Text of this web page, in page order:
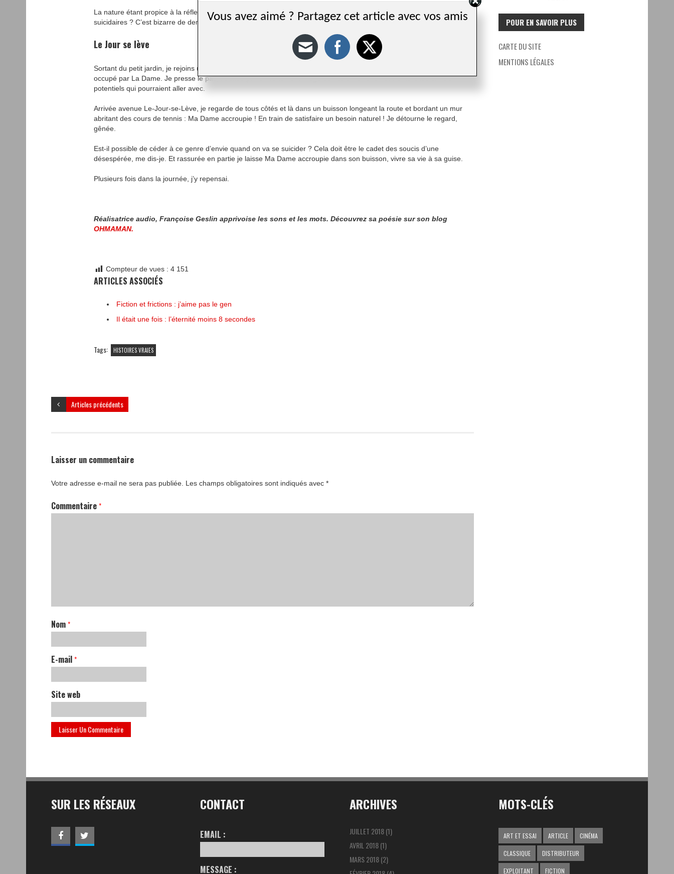
La nature étant propice à la réflexion, je pense à cette dame et m’interroge sur sa hâte de trouver la Seine. Intentions
suicidaires ? C’est bizarre de demander la Seine et non une adresse. Que va-t-elle faire dans ou sur la Seine ?
Le Jour se lève
Sortant du petit jardin, je rejoins une rue perpendiculaire à l’avenue Le-Jour-se-Lève, et mon esprit est tout entier
occupé par La Dame. Je presse le pas, habitée par un sentiment mitigé de vouloir la revoir et craindre les ennuis
potentiels qui pourraient aller avec.
Arrivée avenue Le-Jour-se-Lève, je regarde de tous côtés et là dans un buisson longeant la route et bordant un mur
abritant des cours de tennis : Ma Dame accroupie ! En train de satisfaire un besoin naturel ! Je détourne le regard,
gênée.
Est-il possible de céder à ce genre d’envie quand on va se suicider ? Cela doit être le cadet des soucis d’une
désespérée, me dis-je. Et rassurée en partie je laisse Ma Dame accroupie dans son buisson, vivre sa vie à sa guise.
Plusieurs fois dans la journée, j’y repensai.
Réalisatrice audio, Françoise Geslin apprivoise les sons et les mots. Découvrez sa poésie sur son blog
OHMAMAN.
Compteur de vues : 4 151
ARTICLES ASSOCIÉS
Fiction et frictions : j’aime pas le gen
Il était une fois : l’éternité moins 8 secondes
Tags: HISTOIRES VRAIES
Articles précédents
Laisser un commentaire
Votre adresse e-mail ne sera pas publiée. Les champs obligatoires sont indiqués avec *
Commentaire *
Nom *
E-mail *
Site web
POUR EN SAVOIR PLUS
CARTE DU SITE
MENTIONS LÉGALES
SUR LES RÉSEAUX CONTACT
EMAIL :
MESSAGE :
ARCHIVES
JUILLET 2018(1)
AVRIL 2018(1)
MARS 2018(2)
MOTS-CLÉS
ART ET ESSAI ARTICLE CINÉMA
CLASSIQUE DISTRIBUTEUR
EXPLOITANT FICTION
Vous avez aimé ? Partagez cet article avec vos amis